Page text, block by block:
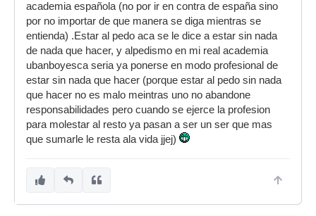
academia española (no por ir en contra de españa sino
por no importar de que manera se diga mientras se
entienda) .Estar al pedo aca se le dice a estar sin nada
de nada que hacer, y alpedismo en mi real academia
ubanboyesca seria ya ponerse en modo profesional de
estar sin nada que hacer (porque estar al pedo sin nada
que hacer no es malo meintras uno no abandone
responsabilidades pero cuando se ejerce la profesion
para molestar al resto ya pasan a ser un ser que mas
que sumarle le resta ala vida jjej)